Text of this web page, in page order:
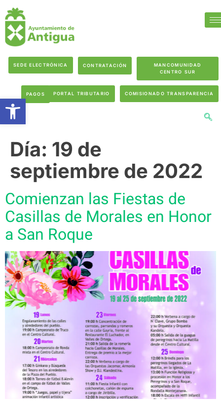
SEDE ELECTRÓNICA CONTRATACIÓN
MANCOMUNIDAD
CENTRO SUR
PAGOS PORTAL TRIBUTARIO COMISIONADO TRANSPARENCIA
Día: 19 de
septiembre de 2022
Comienzan las Fiestas de
Casillas de Morales en Honor
a San Roque
Abrir barra de herramientas